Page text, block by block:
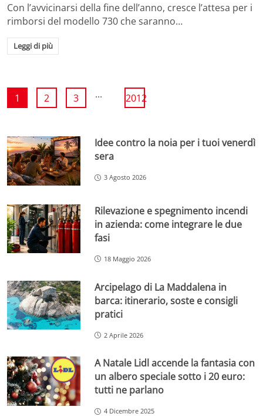
Con l’avvicinarsi della fine dell’anno, cresce l’attesa per i
rimborsi del modello 730 che saranno…
Leggi di più
1 2 3 ... 2012
Idee contro la noia per i tuoi venerdì
sera
3 Agosto 2026
Rilevazione e spegnimento incendi
in azienda: come integrare le due
fasi
18 Maggio 2026
Arcipelago di La Maddalena in
barca: itinerario, soste e consigli
pratici
2 Aprile 2026
A Natale Lidl accende la fantasia con
un albero speciale sotto i 20 euro:
tutti ne parlano
4 Dicembre 2025